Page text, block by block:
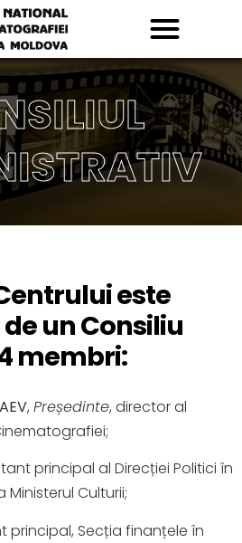
este
un Consiliu
membri:
, Președinte, director al
principal al Direcției Politici în
Culturii;
principal, Secția finanțele în